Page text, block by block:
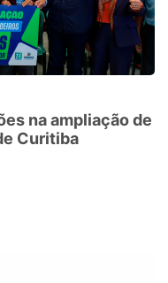
na ampliação de
Curitiba